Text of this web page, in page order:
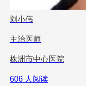
刘小伟
主治医师
株洲市中心医院
606 人阅读